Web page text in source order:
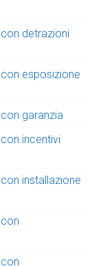
detrazioni
esposizione
garanzia
incentivi
installazione